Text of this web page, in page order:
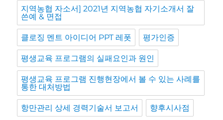
지역농협 자소서] 2021년 지역농협 자기소개서 잘
쓴예 & 면접
클로징 멘트 아이디어 PPT 레폿 평가인증
평생교육 프로그램의 실패요인과 원인
평생교육 프로그램 진행현장에서 볼 수 있는 사례를
통한 대처방법
항만관리 상세 경력기술서 보고서 향후시사점